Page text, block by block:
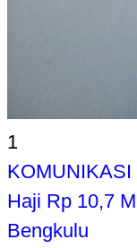
1
KOMUNIKASI
Haji Rp 10,7
Bengkulu